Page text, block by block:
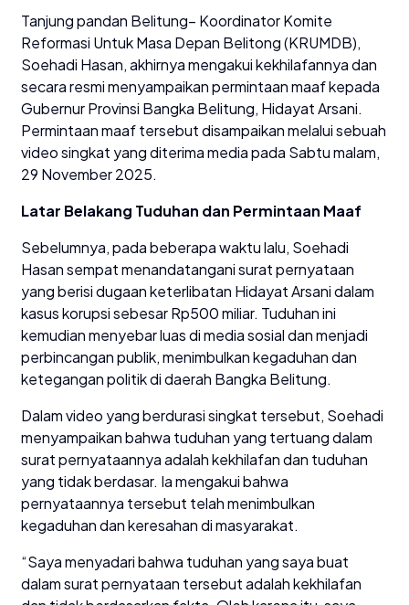
Tanjung pandan Belitung– Koordinator Komite
Reformasi Untuk Masa Depan Belitong (KRUMDB),
Soehadi Hasan, akhirnya mengakui kekhilafannya dan
secara resmi menyampaikan permintaan maaf kepada
Gubernur Provinsi Bangka Belitung, Hidayat Arsani.
Permintaan maaf tersebut disampaikan melalui sebuah
video singkat yang diterima media pada Sabtu malam,
29 November 2025.
Latar Belakang Tuduhan dan Permintaan Maaf
Sebelumnya, pada beberapa waktu lalu, Soehadi
Hasan sempat menandatangani surat pernyataan
yang berisi dugaan keterlibatan Hidayat Arsani dalam
kasus korupsi sebesar Rp500 miliar. Tuduhan ini
kemudian menyebar luas di media sosial dan menjadi
perbincangan publik, menimbulkan kegaduhan dan
ketegangan politik di daerah Bangka Belitung.
Dalam video yang berdurasi singkat tersebut, Soehadi
menyampaikan bahwa tuduhan yang tertuang dalam
surat pernyataannya adalah kekhilafan dan tuduhan
yang tidak berdasar. Ia mengakui bahwa
pernyataannya tersebut telah menimbulkan
kegaduhan dan keresahan di masyarakat.
“Saya menyadari bahwa tuduhan yang saya buat
dalam surat pernyataan tersebut adalah kekhilafan